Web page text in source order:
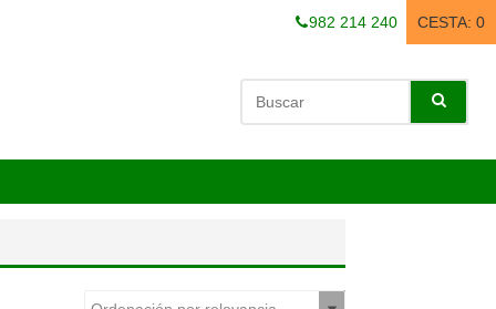
CESTA: 0
982 214 240